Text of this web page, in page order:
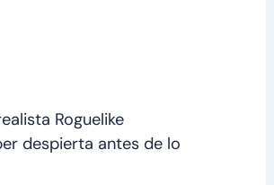
Roguelike
despierta antes de lo